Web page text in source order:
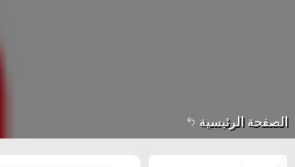
الصفحة الرئيسية